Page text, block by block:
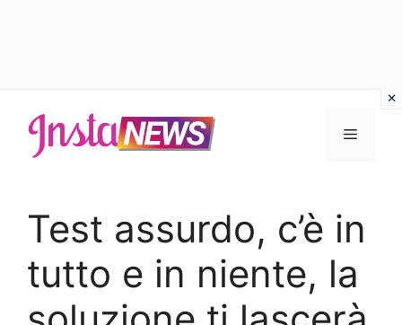
contenuto
Menu
Test assurdo, c’è in
tutto e in niente, la